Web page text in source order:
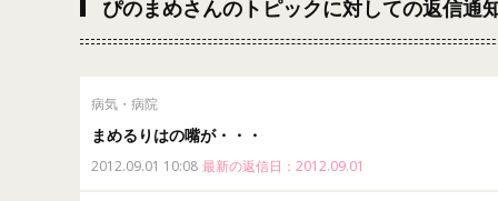
ぴのまめさんのトピックに対しての返信通
病気・病院
まめるりはの嘴が・・・
2012.09.01 10:08 最新の返信日：2012.09.01